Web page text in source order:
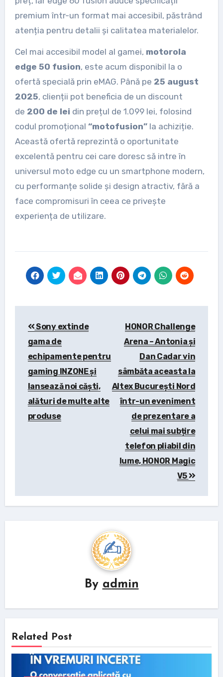
premium într-un format mai accesibil, păstrând
atenția pentru detalii și calitatea materialelor.
Cel mai accesibil model al gamei, motorola
edge 50 fusion, este acum disponibil la o
ofertă specială prin eMAG. Până pe 25 august
2025, clienții pot beneficia de un discount
de 200 de lei din prețul de 1.099 lei, folosind
codul promoțional “motofusion”la achiziție.
Această ofertă reprezintă o oportunitate
excelentă pentru cei care doresc să intre în
universul moto edge cu un smartphone modern,
cu performanțe solide și design atractiv, fără a
face compromisuri în ceea ce privește
experiența de utilizare.
navigation
Sony extinde
gama de
echipamente pentru
gaming INZONE și
lansează noi căști,
alături de multe alte
produse
HONOR Challenge
Arena – Antonia și
Dan Cadar vin
sâmbăta aceasta la
Altex București Nord
într-un eveniment
de prezentare a
celui mai subțire
telefon pliabil din
lume, HONOR Magic
V5
By admin
Related Post